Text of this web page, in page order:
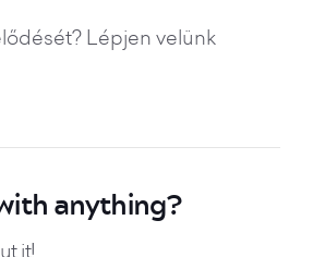
Lépjen velünk
anything?
it!